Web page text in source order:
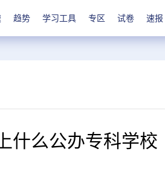
趋势 学习工具 专区 试卷 速报
什么公办专科学校